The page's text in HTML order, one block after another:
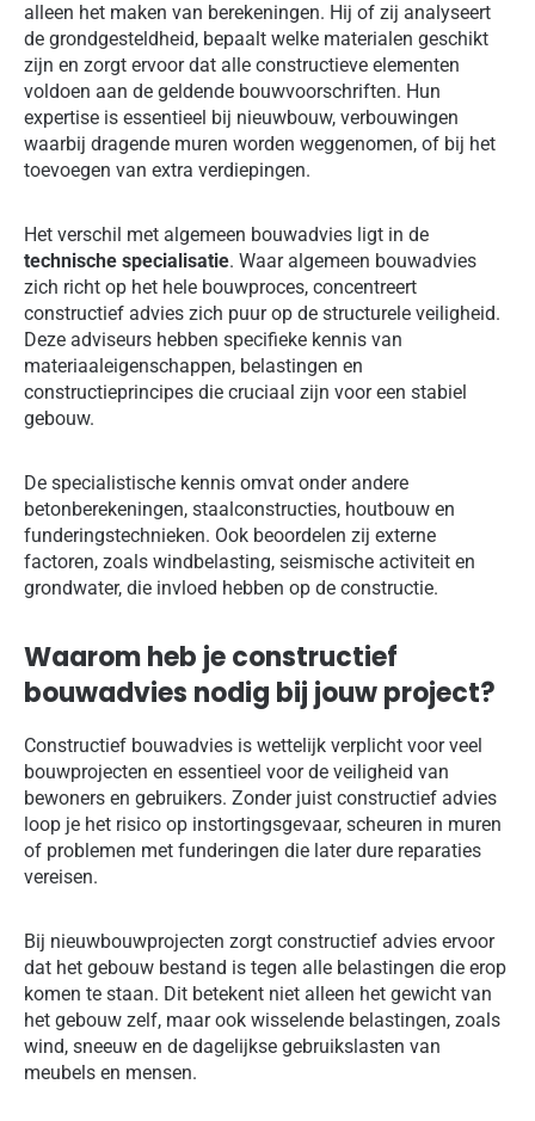
alleen het maken van berekeningen. Hij of zij analyseert
de grondgesteldheid, bepaalt welke materialen geschikt
zijn en zorgt ervoor dat alle constructieve elementen
voldoen aan de geldende bouwvoorschriften. Hun
expertise is essentieel bij nieuwbouw, verbouwingen
waarbij dragende muren worden weggenomen, of bij het
toevoegen van extra verdiepingen.
Het verschil met algemeen bouwadvies ligt in de
technische specialisatie. Waar algemeen bouwadvies
zich richt op het hele bouwproces, concentreert
constructief advies zich puur op de structurele veiligheid.
Deze adviseurs hebben specifieke kennis van
materiaaleigenschappen, belastingen en
constructieprincipes die cruciaal zijn voor een stabiel
gebouw.
De specialistische kennis omvat onder andere
betonberekeningen, staalconstructies, houtbouw en
funderingstechnieken. Ook beoordelen zij externe
factoren, zoals windbelasting, seismische activiteit en
grondwater, die invloed hebben op de constructie.
Waarom heb je constructief
bouwadvies nodig bij jouw project?
Constructief bouwadvies is wettelijk verplicht voor veel
bouwprojecten en essentieel voor de veiligheid van
bewoners en gebruikers. Zonder juist constructief advies
loop je het risico op instortingsgevaar, scheuren in muren
of problemen met funderingen die later dure reparaties
vereisen.
Bij nieuwbouwprojecten zorgt constructief advies ervoor
dat het gebouw bestand is tegen alle belastingen die erop
komen te staan. Dit betekent niet alleen het gewicht van
het gebouw zelf, maar ook wisselende belastingen, zoals
wind, sneeuw en de dagelijkse gebruikslasten van
meubels en mensen.